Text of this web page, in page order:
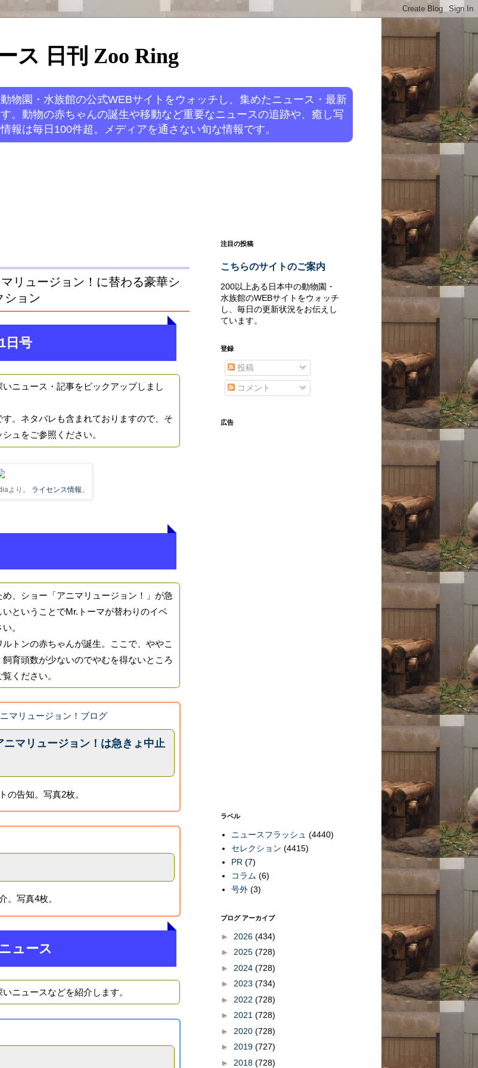
ス 日刊 Zoo Ring
物園・水族館の公式WEBサイトをウォッチし、集めたニュース・最新
。動物の赤ちゃんの誕生や移動など重要なニュースの追跡や、癒し写
報は毎日100件超。メディアを通さない旬な情報です。
リュージョン！に替わる豪華シ
ション
日号
ニュース・記事をピックアップしまし
。ネタバレも含まれておりますので、そ
ュをご参照ください。
より。 ライセンス情報 。
、ショー「アニマリュージョン！」が急
ということでMr.トーマが替わりのイベ
。
トンの赤ちゃんが誕生。ここで、ややこ
育頭数が少ないのでやむを得ないところ
ください。
マリュージョン！ブログ
マリュージョン！は急きょ中止
の告知。写真2枚。
。写真4枚。
ュース
ニュースなどを紹介します。
注目の投稿
こちらのサイトのご案内
200以上ある日本中の動物園・
水族館のWEBサイトをウォッチ
し、毎日の更新状況をお伝えし
ています。
登録
投稿
コメント
広告
ラベル
ニュースフラッシュ (4440)
セレクション (4415)
PR (7)
コラム (6)
号外 (3)
ブログ アーカイブ
► 2026 (434)
► 2025 (728)
► 2024 (728)
► 2023 (734)
► 2022 (728)
► 2021 (728)
► 2020 (728)
► 2019 (727)
► 2018 (728)